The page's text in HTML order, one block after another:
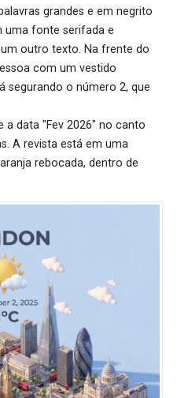
grandes e em negrito
uma fonte serifada e
outro texto. Na frente do
com um vestido
segurando o número 2, que
a data "Fev 2026" no canto
A revista está em uma
rebocada, dentro de